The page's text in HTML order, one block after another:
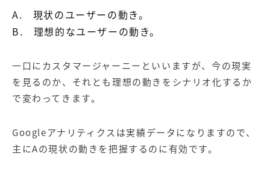
A. 現状のユーザーの動き。
B. 理想的なユーザーの動き。
一口にカスタマージャーニーといいますが、今の現実
を見るのか、それとも理想の動きをシナリオ化するか
で変わってきます。
Googleアナリティクスは実績データになりますので、
主にAの現状の動きを把握するのに有効です。